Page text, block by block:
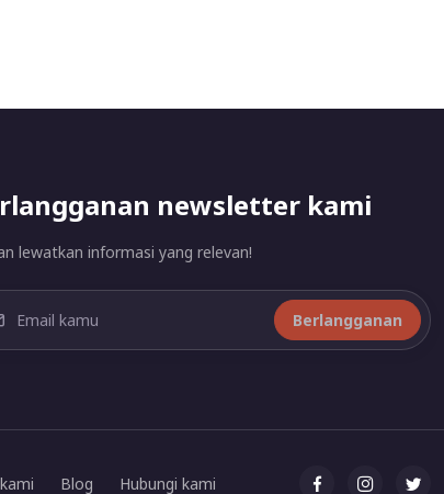
newsletter kami
lewatkan informasi yang relevan!
Berlangganan
Blog Hubungi kami